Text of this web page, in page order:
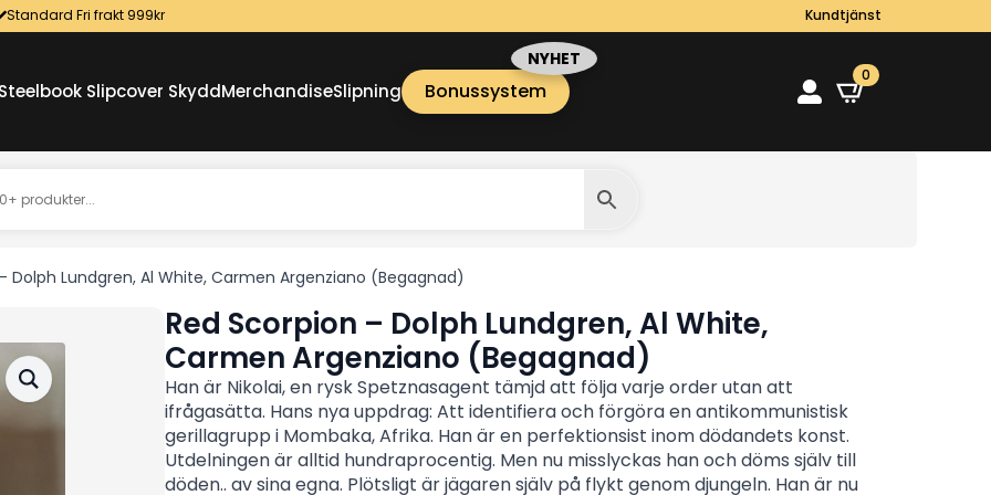
Standard Fri frakt 999kr Kundtjänst
Slipcover SkyddMerchandiseSlipning Bonussystem
0
Dolph Lundgren, Al White, Carmen Argenziano (Begagnad)
Red Scorpion – Dolph Lundgren, Al White,
Carmen Argenziano (Begagnad)
Han är Nikolai, en rysk Spetznasagent tämjd att följa varje order utan att
ifrågasätta. Hans nya uppdrag: Att identifiera och förgöra en antikommunistisk
gerillagrupp i Mombaka, Afrika. Han är en perfektionsist inom dödandets konst.
Utdelningen är alltid hundraprocentig. Men nu misslyckas han och döms själv till
döden.. av sina egna. Plötsligt är jägaren själv på flykt genom djungeln. Han är nu